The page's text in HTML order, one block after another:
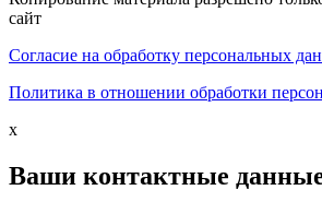
сайт
Согласие на обработку персональных
Политика в отношении обработки
x
Ваши контактные